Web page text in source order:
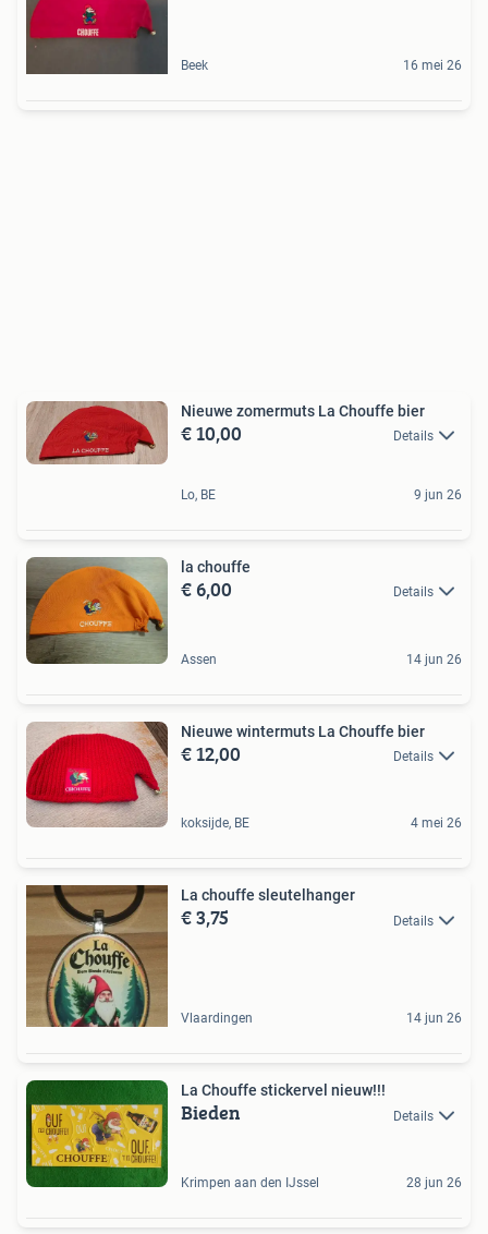
Beek 16 mei 26
Nieuwe zomermuts La Chouffe bier
€ 10,00 Details
Lo, BE 9 jun 26
la chouffe
€ 6,00 Details
Assen 14 jun 26
Nieuwe wintermuts La Chouffe bier
€ 12,00 Details
koksijde, BE 4 mei 26
La chouffe sleutelhanger
€ 3,75 Details
Vlaardingen 14 jun 26
La Chouffe stickervel nieuw!!!
Bieden Details
Krimpen aan den IJssel 28 jun 26